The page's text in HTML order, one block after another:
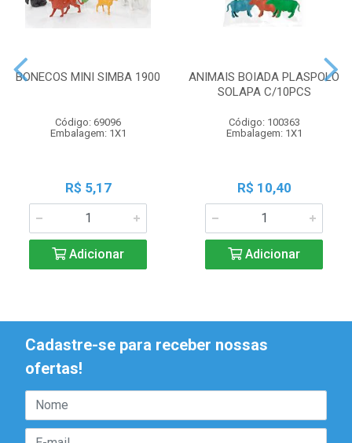
BONECOS MINI SIMBA 1900
Código: 69096
Embalagem: 1X1
R$ 5,17
Adicionar
ANIMAIS BOIADA PLASPOLO
SOLAPA C/10PCS
Código: 100363
Embalagem: 1X1
R$ 10,40
Adicionar
Cadastre-se para receber nossas
ofertas!